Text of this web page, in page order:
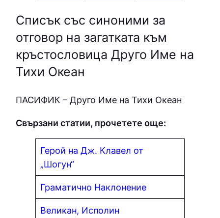
Списък със синоними за
отговор на загатката към
кръстословица Друго Име на
Тихи Океан
ПАСИФИК – Друго Име на Тихи Океан
Свързани статии, прочетете още:
Герой на Дж. Клавел от
„Шогун“
Граматично Наклонение
Великан, Исполин